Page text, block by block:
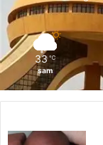
k
33 ℃
sam